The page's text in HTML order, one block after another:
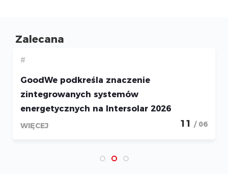
Zalecana
#
GoodWe podkreśla znaczenie
zintegrowanych systemów
energetycznych na Intersolar 2026
WIĘCEJ 11 / 06